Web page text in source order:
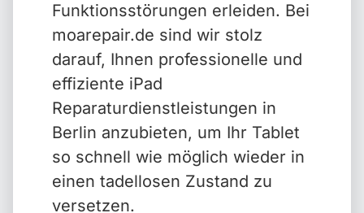
Funktionsstörungen erleiden. Bei
moarepair.de sind wir stolz
darauf, Ihnen professionelle und
effiziente iPad
Reparaturdienstleistungen in
Berlin anzubieten, um Ihr Tablet
so schnell wie möglich wieder in
einen tadellosen Zustand zu
versetzen.